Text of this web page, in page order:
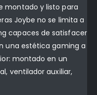
montado y listo para
Joybe no se limita a
capaces de satisfacer
una estética gaming a
montado en un
ventilador auxiliar,